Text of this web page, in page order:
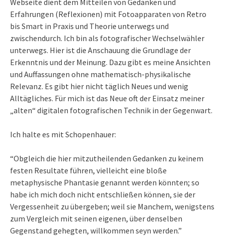
Webseite dient dem Mitteilen von Gedanken und
Erfahrungen (Reflexionen) mit Fotoapparaten von Retro
bis Smart in Praxis und Theorie unterwegs und
zwischendurch. Ich bin als fotografischer Wechselwähler
unterwegs. Hier ist die Anschauung die Grundlage der
Erkenntnis und der Meinung. Dazu gibt es meine Ansichten
und Auffassungen ohne mathematisch-physikalische
Relevanz. Es gibt hier nicht täglich Neues und wenig
Alltägliches. Für mich ist das Neue oft der Einsatz meiner
„alten“ digitalen fotografischen Technik in der Gegenwart.
Ich halte es mit Schopenhauer:
“Obgleich die hier mitzutheilenden Gedanken zu keinem
festen Resultate führen, vielleicht eine bloße
metaphysische Phantasie genannt werden könnten; so
habe ich mich doch nicht entschließen können, sie der
Vergessenheit zu übergeben; weil sie Manchem, wenigstens
zum Vergleich mit seinen eigenen, über denselben
Gegenstand gehegten, willkommen seyn werden.”